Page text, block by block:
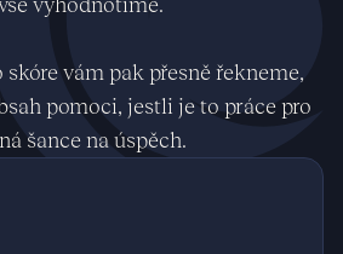
vyhodnotíme.
vám pak přesně řekneme,
pomoci, jestli je to práce pro
šance na úspěch.